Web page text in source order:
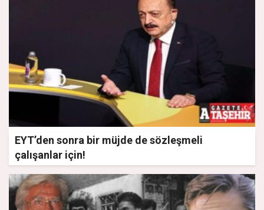
EYT’den sonra bir müjde de sözleşmeli
çalışanlar için!